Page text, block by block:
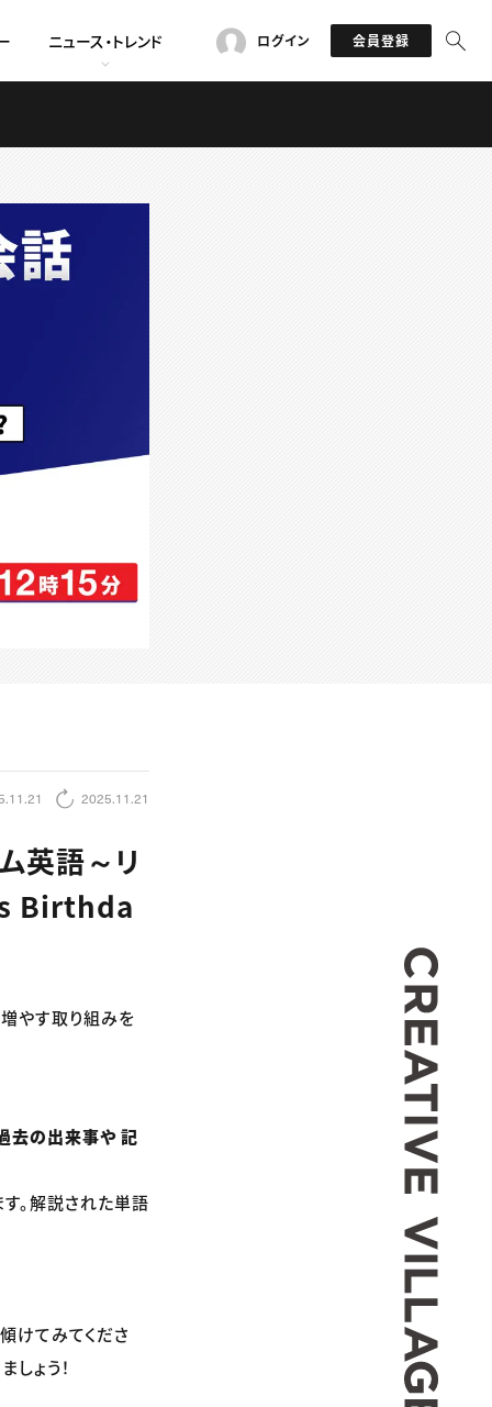
ニュース・トレンド ログイン 会員登録
2025.11.21
英語～リ
Birthda
やす取り組みを
去の出来事や 記
。解説された単語
けてみてくださ
ょう！